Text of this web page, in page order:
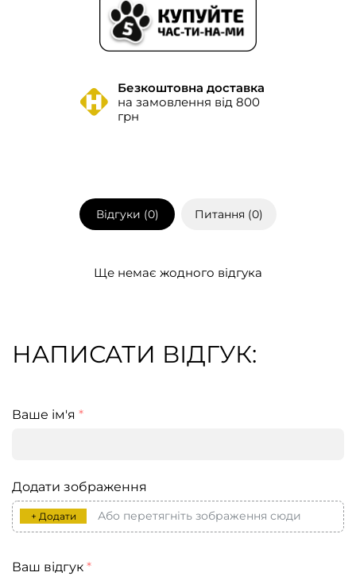
Безкоштовна доставка
на замовлення від 800
грн
Відгуки (0) Питання (0)
Ще немає жодного відгука
НАПИСАТИ ВІДГУК:
Ваше ім'я *
Додати зображення
+ Додати Або перетягніть зображення сюди
Ваш відгук *